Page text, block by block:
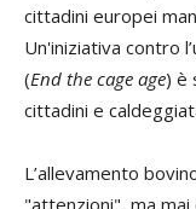
cittadini europei
Un'iniziativa contro
(End the cage age) è
cittadini e
L’allevamento